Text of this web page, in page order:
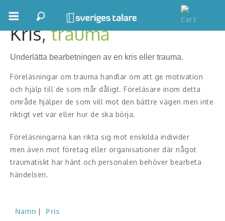
Boka ett möte
Samhällsnytta
Inspiration
Inspirerande Föreläsare
Life Stories & Trivsel
Keynote
Kris,trauma
Underlätta bearbetningen av en kris eller trauma.
Föreläsningar om trauma handlar om att ge motivation
och hjälp till de som mår dåligt. Föreläsare inom detta
område hjälper de som vill mot den bättre vägen men inte
riktigt vet var eller hur de ska börja.
Föreläsningarna kan rikta sig mot enskilda individer
men även mot företag eller organisationer där något
traumatiskt har hänt och personalen behöver bearbeta
händelsen.
Namn
Pris